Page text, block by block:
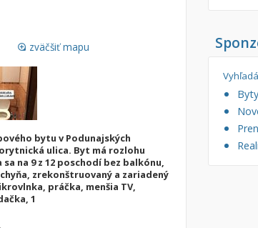
Garáž, garážové státie
| alternate_emailZasielať na email
Zatvoriť vyhľadávanie
loupe zväčšiť mapu
bytu v Podunajských
ulica. Byt má rozlohu
sa na 9 z 12 poschodí bez balkónu,
zrekonštruovaný a zariadený
práčka, menšia TV,
1